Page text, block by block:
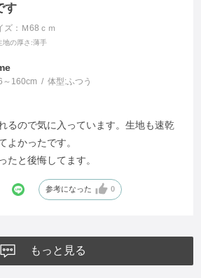
す
ズ：Ｍ68ｃｍ
地の厚さ :薄手
～160cm 体型:ふつう
るので気に入っています。生地も速乾
よかったです。
たと後悔してます。
参考になった 0
もっと見る